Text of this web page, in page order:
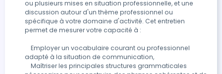
ou plusieurs mises en situation professionnelle, et une
discussion autour d'un thème professionnel ou
spécifique à votre domaine d'activité. Cet entretien
permet de mesurer votre capacité à :
adapté à la situation de communication,